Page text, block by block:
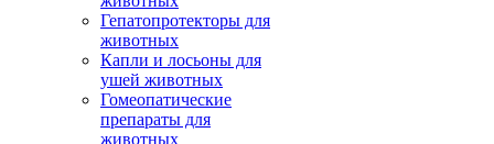
Гепатопротекторы для
животных
Капли и лосьоны для
ушей животных
Гомеопатические
препараты для
животных